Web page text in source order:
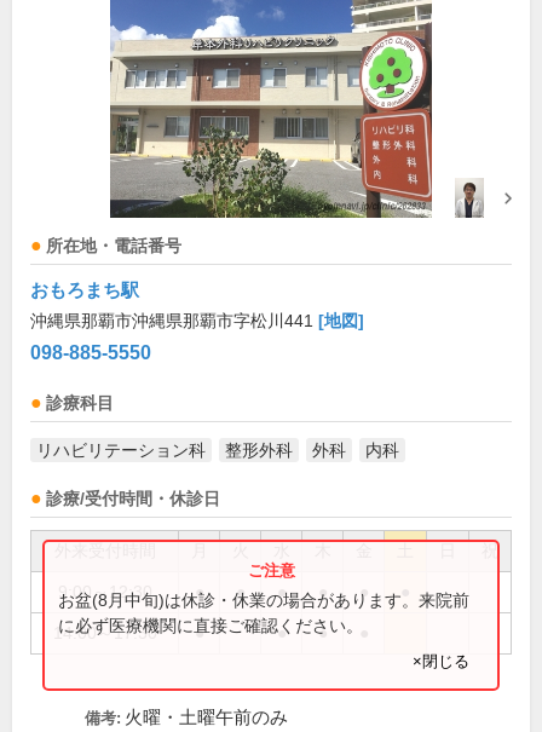
所在地・電話番号
おもろまち駅
沖縄県那覇市沖縄県那覇市字松川441 [地図]
098-885-5550
診療科目
リハビリテーション科 整形外科 外科 内科
診療/受付時間・休診日
祝
9:00～12:30 ● ● ● ● ●
14:00～17:30 ● ● ●
お盆(8月中旬)は休診・休業の場合があります。来院前
に必ず医療機関に直接ご確認ください。
×閉じる
備考: 火曜・土曜午前のみ